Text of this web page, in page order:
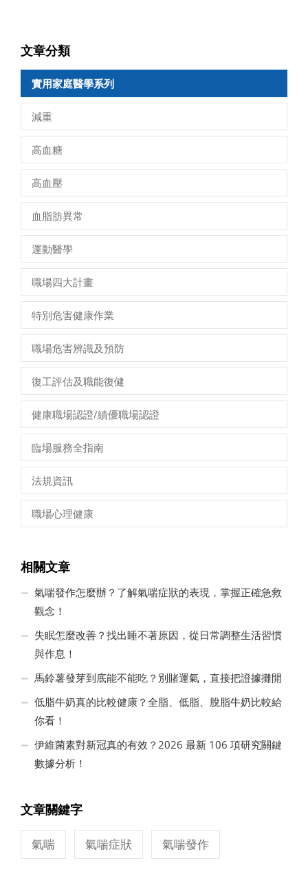
文章分類
實用家庭醫學系列
減重
高血糖
高血壓
血脂肪異常
運動醫學
職場四大計畫
特別危害健康作業
職場危害辨識及預防
復工評估及職能復健
健康職場認證/績優職場認證
臨場服務全指南
法規資訊
職場心理健康
相關文章
氣喘發作怎麼辦？了解氣喘症狀的表現，掌握正確急救
觀念！
失眠怎麼改善？找出睡不著原因，從日常調整生活習慣
與作息！
馬鈴薯發芽到底能不能吃？別賭運氣，直接把證據攤開
低脂牛奶真的比較健康？全脂、低脂、脫脂牛奶比較給
你看！
伊維菌素對新冠真的有效？2026 最新 106 項研究關鍵
數據分析！
文章關鍵字
氣喘 氣喘症狀 氣喘發作